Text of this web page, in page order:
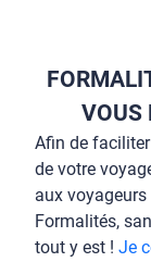
VOUS
Afin de
de votre
aux
Formalités,
tout y est ! Je